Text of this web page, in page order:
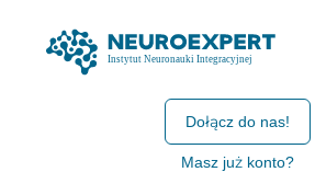
Dołącz do nas!
Masz już konto?